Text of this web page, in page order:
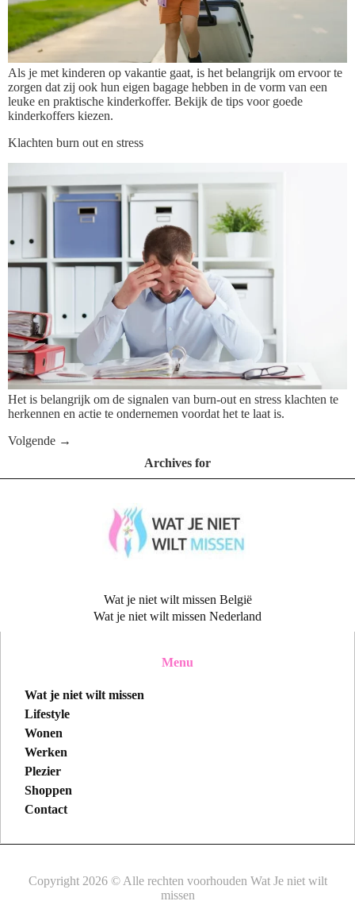
Als je met kinderen op vakantie gaat, is het belangrijk om ervoor te
zorgen dat zij ook hun eigen bagage hebben in de vorm van een
leuke en praktische kinderkoffer. Bekijk de tips voor goede
kinderkoffers kiezen.
Klachten burn out en stress
Het is belangrijk om de signalen van burn-out en stress klachten te
herkennen en actie te ondernemen voordat het te laat is.
Volgende →
Archives for
Wat je niet wilt missen België
Wat je niet wilt missen Nederland
Menu
Wat je niet wilt missen
Lifestyle
Wonen
Werken
Plezier
Shoppen
Contact
Copyright 2026 © Alle rechten voorhouden Wat Je niet wilt
missen